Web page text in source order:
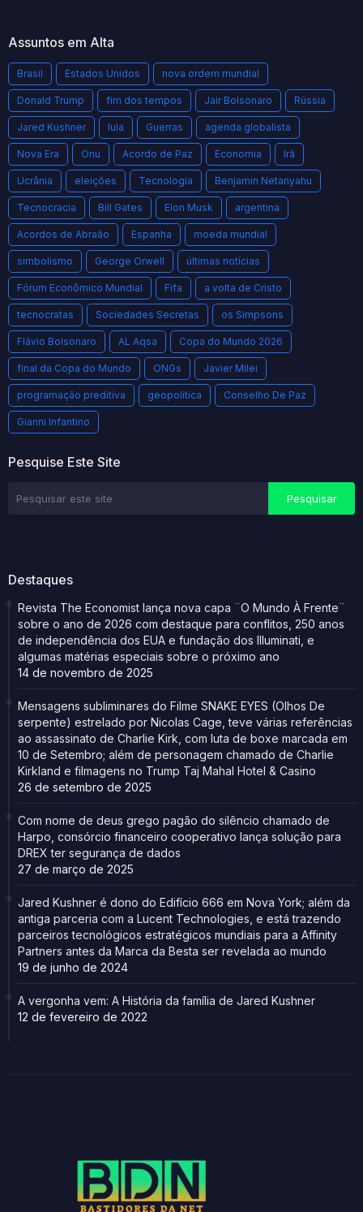
Assuntos em Alta
Brasil Estados Unidos nova ordem mundial
Donald Trump fim dos tempos Jair Bolsonaro Rússia
Jared Kushner lula Guerras agenda globalista
Nova Era Onu Acordo de Paz Economia Irã
Ucrânia eleições Tecnologia Benjamin Netanyahu
Tecnocracia Bill Gates Elon Musk argentina
Acordos de Abraão Espanha moeda mundial
simbolismo George Orwell últimas notícias
Fórum Econômico Mundial Fifa a volta de Cristo
tecnocratas Sociedades Secretas os Simpsons
Flávio Bolsonaro AL Aqsa Copa do Mundo 2026
final da Copa do Mundo ONGs Javier Milei
programação preditiva geopolítica Conselho De Paz
Gianni Infantino
Pesquise Este Site
Destaques
Revista The Economist lança nova capa ¨O Mundo À Frente¨
sobre o ano de 2026 com destaque para conflitos, 250 anos
de independência dos EUA e fundação dos Illuminati, e
algumas matérias especiais sobre o próximo ano
14 de novembro de 2025
Mensagens subliminares do Filme SNAKE EYES (Olhos De
serpente) estrelado por Nicolas Cage, teve várias referências
ao assassinato de Charlie Kirk, com luta de boxe marcada em
10 de Setembro; além de personagem chamado de Charlie
Kirkland e filmagens no Trump Taj Mahal Hotel & Casino
26 de setembro de 2025
Com nome de deus grego pagão do silêncio chamado de
Harpo, consórcio financeiro cooperativo lança solução para
DREX ter segurança de dados
27 de março de 2025
Jared Kushner é dono do Edifício 666 em Nova York; além da
antiga parceria com a Lucent Technologies, e está trazendo
parceiros tecnológicos estratégicos mundiais para a Affinity
Partners antes da Marca da Besta ser revelada ao mundo
19 de junho de 2024
A vergonha vem: A História da família de Jared Kushner
12 de fevereiro de 2022